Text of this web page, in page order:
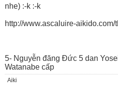
nhe) :-k :-k
http://www.ascaluire-aikido.com/
5- Nguyễn đăng Đức 5 dan
Watanabe cấp
Aiki